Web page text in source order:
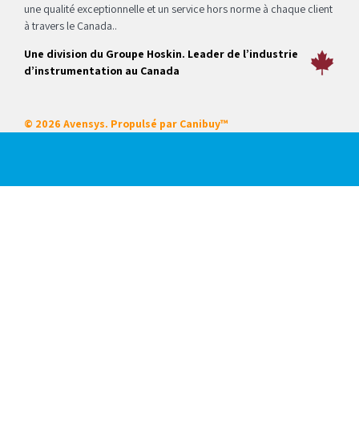
une qualité exceptionnelle et un service hors norme à chaque client
à travers le Canada..
Une division du Groupe Hoskin. Leader de l’industrie
d’instrumentation au Canada
© 2026 Avensys. Propulsé par Canibuy™